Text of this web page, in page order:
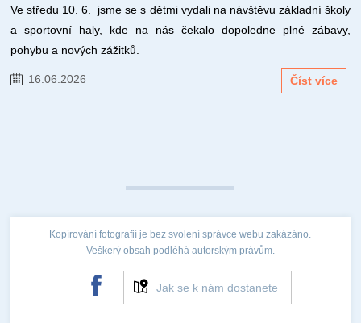
Ve středu 10. 6. jsme se s dětmi vydali na návštěvu základní školy
a sportovní haly, kde na nás čekalo dopoledne plné zábavy,
pohybu a nových zážitků.
16.06.2026 Číst více
Kopírování fotografií je bez svolení správce webu zakázáno.
Veškerý obsah podléhá autorským právům.
Jak se k nám dostanete